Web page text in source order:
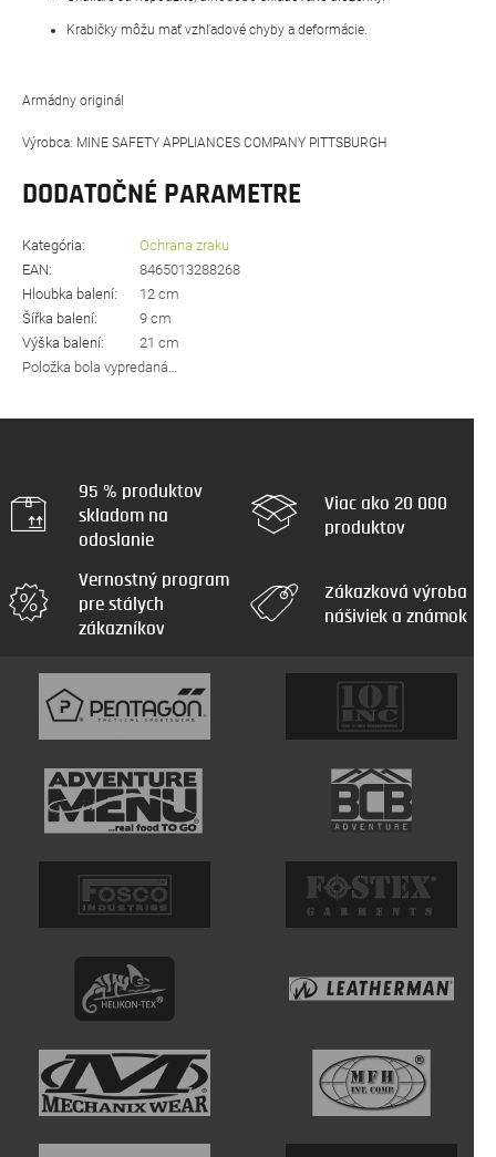
Krabičky môžu mať vzhľadové chyby a deformácie.
Armádny originál
Výrobca: MINE SAFETY APPLIANCES COMPANY PITTSBURGH
DODATOČNÉ PARAMETRE
Kategória:
Ochrana zraku
EAN:
8465013288268
Hloubka balení:
12 cm
Šířka balení:
9 cm
Výška balení:
21 cm
Položka bola vypredaná…
95 % produktov
skladom na
odoslanie
Viac ako 20 000
produktov
Vernostný program
pre stálych
zákazníkov
Zákazková výroba
nášiviek a známok